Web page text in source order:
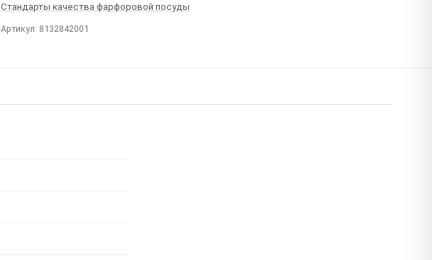
Стандарты качества фарфоровой посуды
Артикул: 8132842001